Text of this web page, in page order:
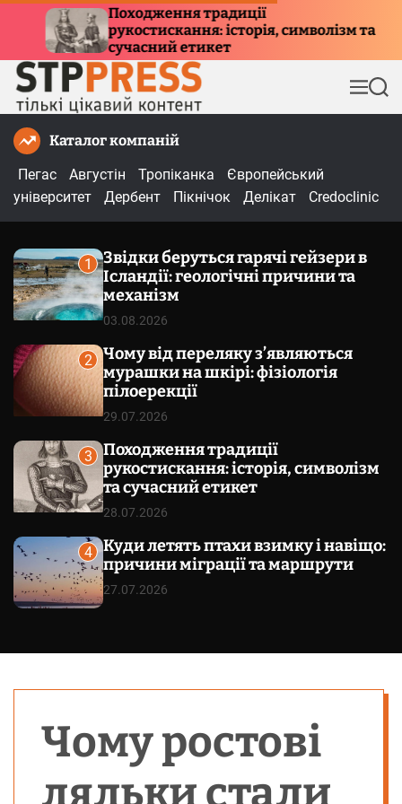
символізм та
Куди летять птахи
причини міграції та
М
е
П
о
Каталог компаній
Пегас
Августін Тропіканка
Європейський
університет
Дербент Пікнічок Делікат Credoclinic
1
Звідки беруться гарячі гейзери в
Ісландії: геологічні причини та
механізм
03.08.2026
2
Чому від переляку з’являються
мурашки на шкірі: фізіологія
пілоерекції
29.07.2026
3
Походження традиції
рукостискання: історія, символізм
та сучасний етикет
28.07.2026
4
Куди летять птахи взимку і навіщо:
причини міграції та маршрути
27.07.2026
Чому ростові
ляльки стали